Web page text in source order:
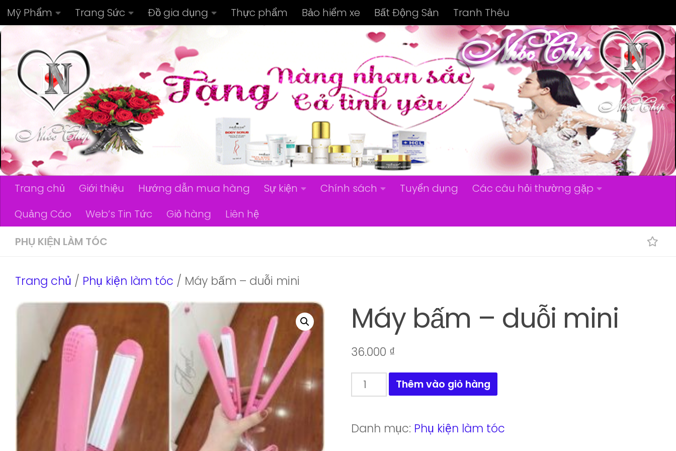
Skip to content
Mỹ Phẩm Trang Sức Đồ gia dụng Thực phẩm Bảo hiểm xe Bất Động Sản Tranh Thêu
Trang chủ Giới thiệu Hướng dẫn mua hàng Sự kiện Chính sách Tuyển dụng
Các câu hỏi thường gặp
Quảng Cáo
Web’s Tin Tức Giỏ hàng
Liên hệ
PHỤ KIỆN LÀM TÓC
Trang chủ / Phụ kiện làm tóc / Máy bấm – duỗi mini
Máy bấm – duỗi mini
36.000 ₫
Máy
bấm
duỗi
Thêm vào giỏ hàng
Danh mục: Phụ kiện làm tóc